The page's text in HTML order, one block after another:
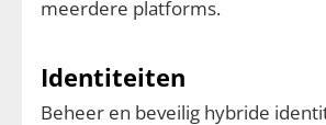
meerdere platforms.
Identiteiten
Beheer en beveilig hybride